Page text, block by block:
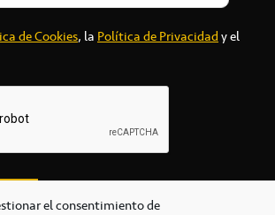
el consentimiento de
de Cookies, laPolítica de Privacidady el